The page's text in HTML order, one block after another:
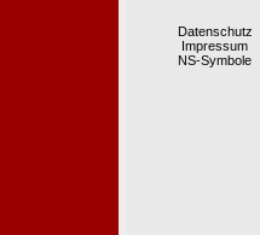
Datenschutz
Impressum
NS-Symbole